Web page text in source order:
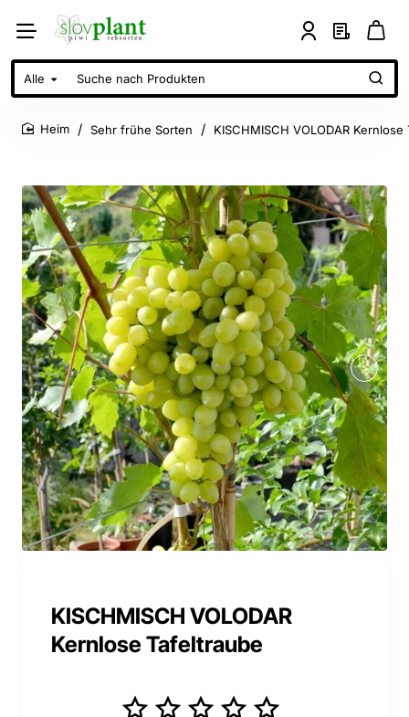
Alle
Suche
nach
Produkten
Sehr frühe Sorten KISCHMISCH VOLODAR
KISCHMISCH VOLODAR
Kernlose Tafeltraube